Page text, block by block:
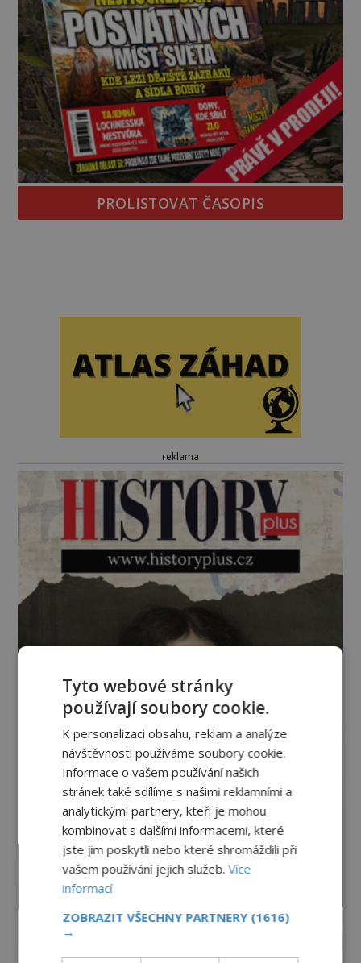
PROLISTOVAT ČASOPIS
reklama
Tyto webové stránky
používají soubory cookie.
K personalizaci obsahu, reklam a analýze
návštěvnosti používáme soubory cookie.
Informace o vašem používání našich
stránek také sdílíme s našimi reklamními a
analytickými partnery, kteří je mohou
kombinovat s dalšími informacemi, které
jste jim poskytli nebo které shromáždili při
vašem používání jejich služeb.Více
informací
ZOBRAZIT VŠECHNY PARTNERY (1616)
→